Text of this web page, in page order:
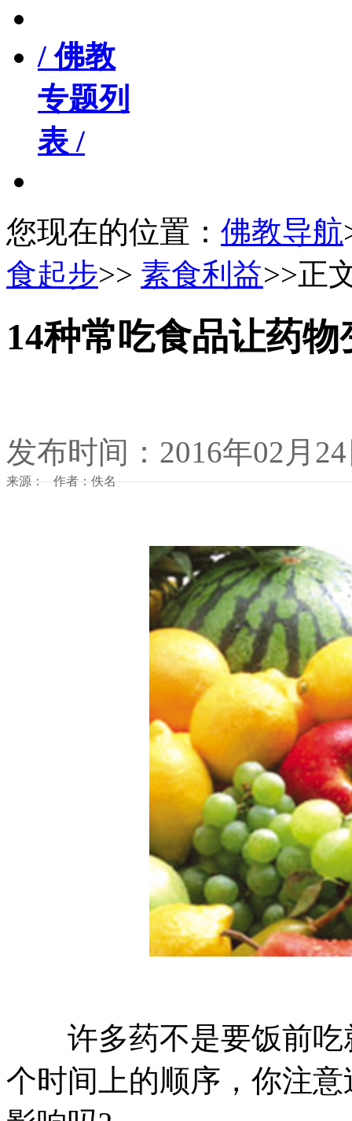
/ 佛教
专题列
表 /
您现在的位置： 佛教导航
食起步>> 素食利益>>正
14种常吃食品让药物
发布时间：2016年02月
来源： 作者：佚名
许多药不是要饭前吃
个时间上的顺序，你注